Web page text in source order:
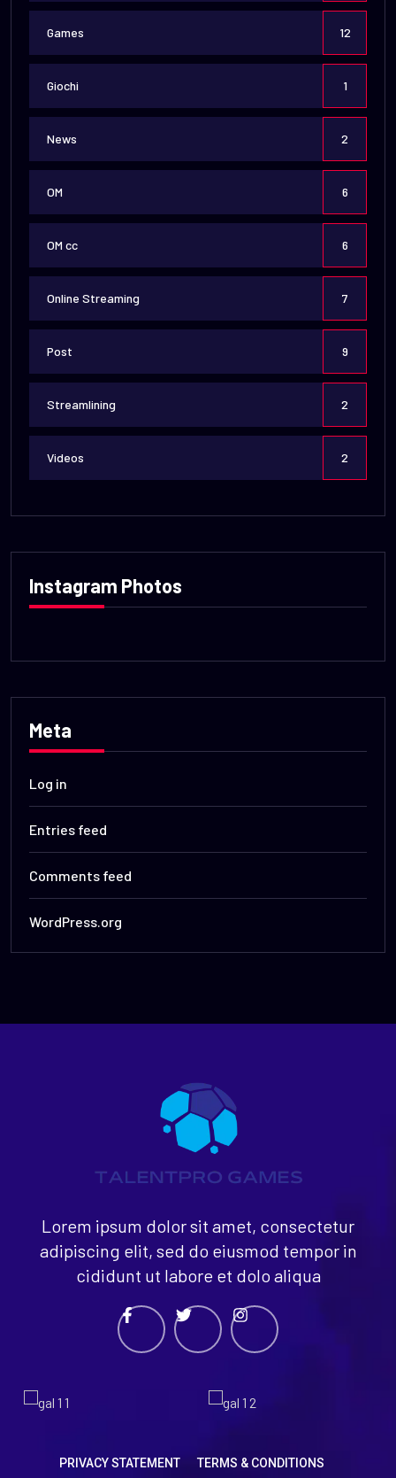
Games 12
Giochi 1
News 2
OM 6
OM cc 6
Online Streaming 7
Post 9
Streamlining 2
Videos 2
Instagram Photos
Meta
Log in
Entries feed
Comments feed
WordPress.org
Lorem ipsum dolor sit amet, consectetur
adipiscing elit, sed do eiusmod tempor in
cididunt ut labore et dolo aliqua
PRIVACY STATEMENT TERMS & CONDITIONS